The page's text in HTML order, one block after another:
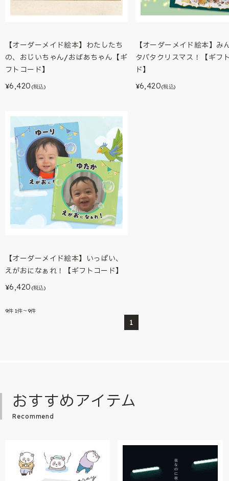
【オーダーメイド絵本】わたしたち
の、おじいちゃん/おばあちゃん【ギ
フトコード】
¥6,420 (税込)
【オーダーメイド絵本】み
タバタクリスマス！【ギフ
ド】
¥6,420(税込)
【オーダーメイド絵本】いっぱい、
えがおになぁれ！【ギフトコード】
¥6,420 (税込)
9件 1件～9件
1
おすすめアイテム
Recommend